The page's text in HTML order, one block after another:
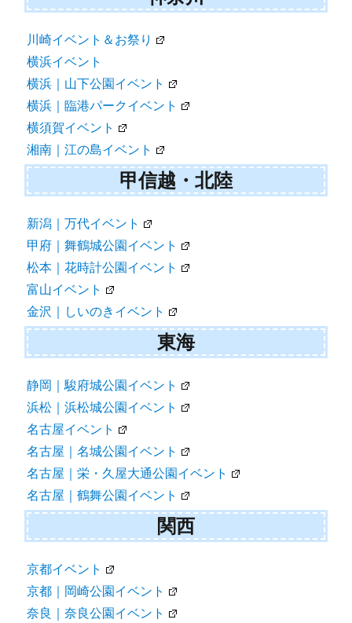
川崎イベント＆お祭り
横浜イベント
横浜｜山下公園イベント
横浜｜臨港パークイベント
横須賀イベント
湘南｜江の島イベント
甲信越・北陸
新潟｜万代イベント
甲府｜舞鶴城公園イベント
松本｜花時計公園イベント
富山イベント
金沢｜しいのきイベント
東海
静岡｜駿府城公園イベント
浜松｜浜松城公園イベント
名古屋イベント
名古屋｜名城公園イベント
名古屋｜栄・久屋大通公園イベント
名古屋｜鶴舞公園イベント
関西
京都イベント
京都｜岡崎公園イベント
奈良｜奈良公園イベント